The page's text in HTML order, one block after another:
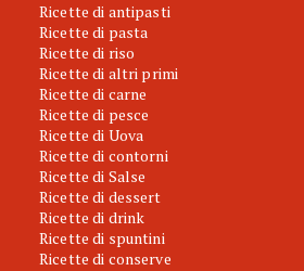
Ricette di antipasti
Ricette di pasta
Ricette di riso
Ricette di altri primi
Ricette di carne
Ricette di pesce
Ricette di Uova
Ricette di contorni
Ricette di Salse
Ricette di dessert
Ricette di drink
Ricette di spuntini
Ricette di conserve